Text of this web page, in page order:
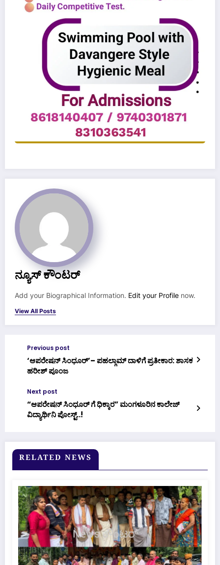
ನ್ಯೂಸ್ ಕೌಂಟರ್
Add your Biographical Information. Edit your Profile now.
View All Posts
Previous post
‘ಆಪರೇಷನ್ ಸಿಂಧೂರ್’– ಪಹಲ್ಗಾಮ್ ದಾಳಿಗೆ ಪ್ರತೀಕಾರ: ಶಾಸಕ
ಹರೀಶ್ ಪೂಂಜ
Next post
“ಆಪರೇಷನ್ ಸಿಂಧೂರ್ ಗೆ ಧಿಕ್ಕಾರ” ಮಂಗಳೂರಿನ ಕಾಲೇಜ್
ವಿದ್ಯಾರ್ಥಿನಿ ಪೋಸ್ಟ್..!
RELATED NEWS